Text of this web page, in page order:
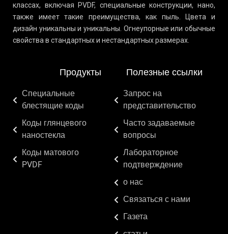
классах, включая PVDF, специальные конструкции, нано,
также имеет такие преимущества, как пыль. Цвета и
дизайн уникальны и уникальны. Огнеупорные или обычные
свойства в стандартных и нестандартных размерах.
Продукты
Специальные
блестящие коды
Коды глянцевого
наностекла
Коды матового
PVDF
Полезные ссылки
Запрос на
представительство
Часто задаваемые
вопросы
Лабораторное
подтверждение
о нас
Связаться с нами
Газета